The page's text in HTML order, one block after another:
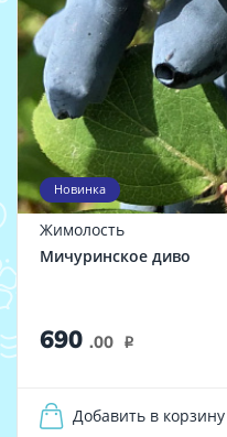
Новинка
Жимолость
Мичуринское диво
690 .00 i
Добавить в корзину